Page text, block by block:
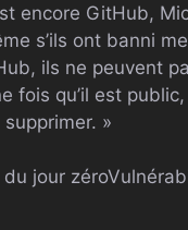
encore GitHub,
s’ils ont banni
ils ne peuvent
fois qu’il est
»
jour zéro